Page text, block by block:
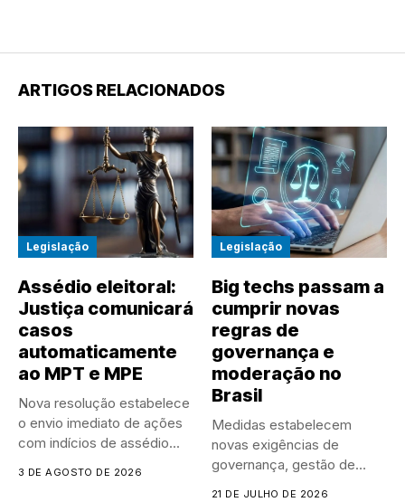
ARTIGOS RELACIONADOS
Legislação
Assédio eleitoral:
Justiça comunicará
casos
automaticamente
ao MPT e MPE
Nova resolução estabelece
o envio imediato de ações
com indícios de assédio...
3 DE AGOSTO DE 2026
Legislação
Big techs passam a
cumprir novas
regras de
governança e
moderação no
Brasil
Medidas estabelecem
novas exigências de
governança, gestão de
21 DE JULHO DE 2026